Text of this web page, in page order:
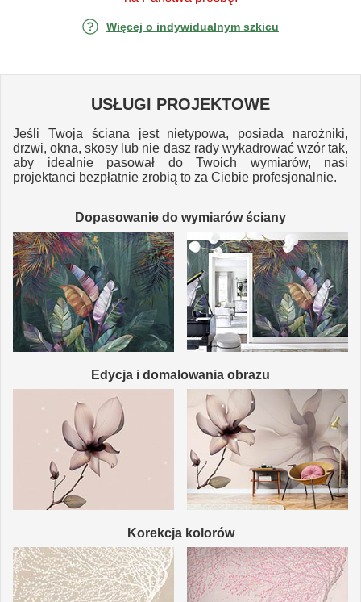
Więcej o indywidualnym szkicu
USŁUGI PROJEKTOWE
Jeśli Twoja ściana jest nietypowa, posiada narożniki,
drzwi, okna, skosy lub nie dasz rady wykadrować wzór tak,
aby idealnie pasował do Twoich wymiarów, nasi
projektanci bezpłatnie zrobią to za Ciebie profesjonalnie.
Dopasowanie do wymiarów ściany
Edycja i domalowania obrazu
Korekcja kolorów